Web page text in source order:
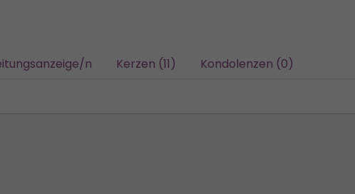
n Kerzen (11) Kondolenzen (0)